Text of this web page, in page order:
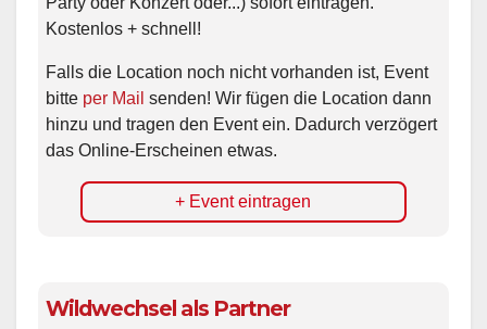
Kostenlos + schnell!
Falls die Location noch nicht vorhanden ist, Event
bitte per Mail senden! Wir fügen die Location dann
hinzu und tragen den Event ein. Dadurch verzögert
das Online-Erscheinen etwas.
+ Event eintragen
Wildwechsel als Partner